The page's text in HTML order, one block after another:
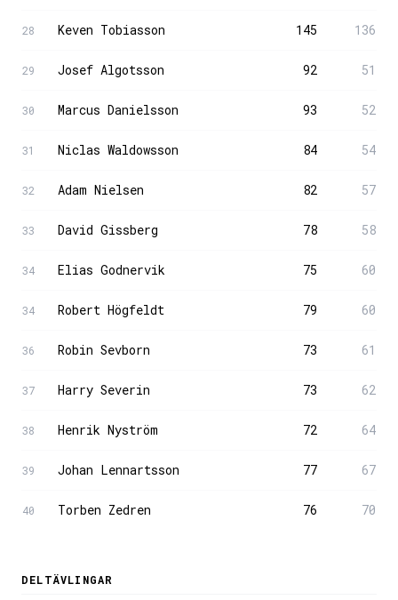
28 Keven Tobiasson 145 136
29 Josef Algotsson 92 51
30 Marcus Danielsson 93 52
31 Niclas Waldowsson 84 54
32 Adam Nielsen 82 57
33 David Gissberg 78 58
34 Elias Godnervik 75 60
34 Robert Högfeldt 79 60
36 Robin Sevborn 73 61
37 Harry Severin 73 62
38 Henrik Nyström 72 64
39 Johan Lennartsson 77 67
40 Torben Zedren 76 70
DELTÄVLINGAR